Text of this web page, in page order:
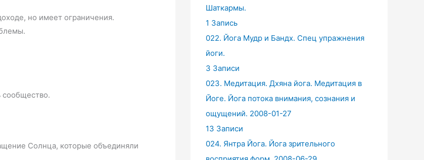
но имеет ограничения.
сообщество.
Солнца, которые объединяли
Шаткармы.
1 Запись
022. Йога Мудр и Бандх. Спец упражнения
йоги.
3 Записи
023. Медитация. Дхяна йога. Медитация в
Йоге. Йога потока внимания, сознания и
ощущений. 2008-01-27
13 Записи
024. Янтра Йога. Йога зрительного